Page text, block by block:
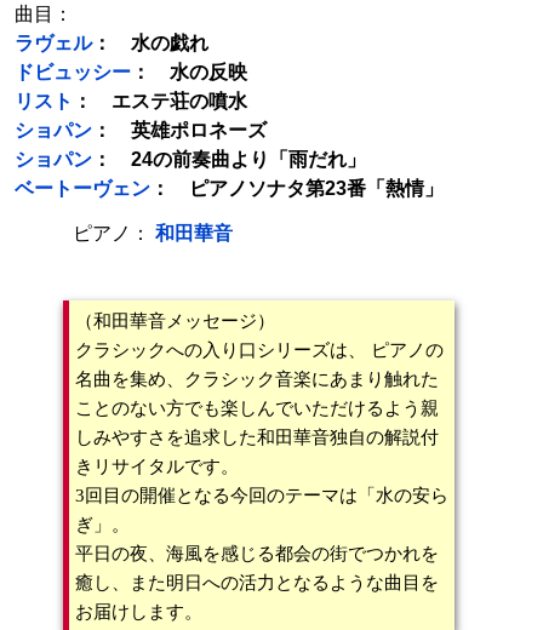
曲目：
ラヴェル： 水の戯れ
ドビュッシー ： 水の反映
リスト ： エステ荘の噴水
ショパン ： 英雄ポロネーズ
ショパン ： 24の前奏曲より「雨だれ」
ベートーヴェン ： ピアノソナタ第23番「熱情」
ピアノ： 和田華音
（和田華音メッセージ）
クラシックへの入り口シリーズは、 ピアノの
名曲を集め、クラシック音楽にあまり触れた
ことのない方でも楽しんでいただけるよう親
しみやすさを追求した和田華音独自の解説付
きリサイタルです。
3回目の開催となる今回のテーマは「水の安ら
ぎ」。
平日の夜、海風を感じる都会の街でつかれを
癒し、また明日への活力となるような曲目を
お届けします。